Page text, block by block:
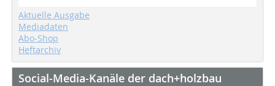
Aktuelle Ausgabe
Mediadaten
Abo-Shop
Heftarchiv
Social-Media-Kanäle der dach+holzbau